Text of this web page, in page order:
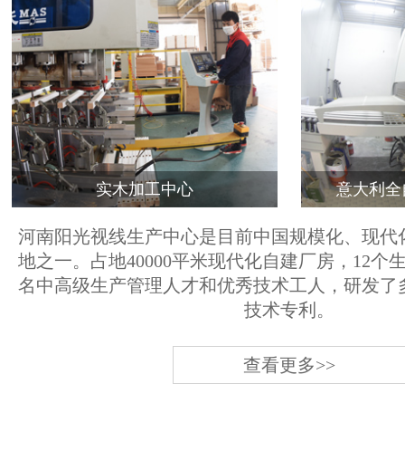
实木加工中心 意大利
河南阳光视线生产中心是目前中国规模化、现代
地之一。占地40000平米现代化自建厂房，12个
名中高级生产管理人才和优秀技术工人，研发了
技术专利。
查看更多>>